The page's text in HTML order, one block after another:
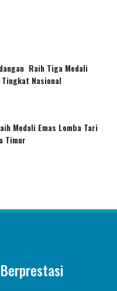
Raih Tiga Medali
Nasional
Medali Emas Lomba Tari
Timur